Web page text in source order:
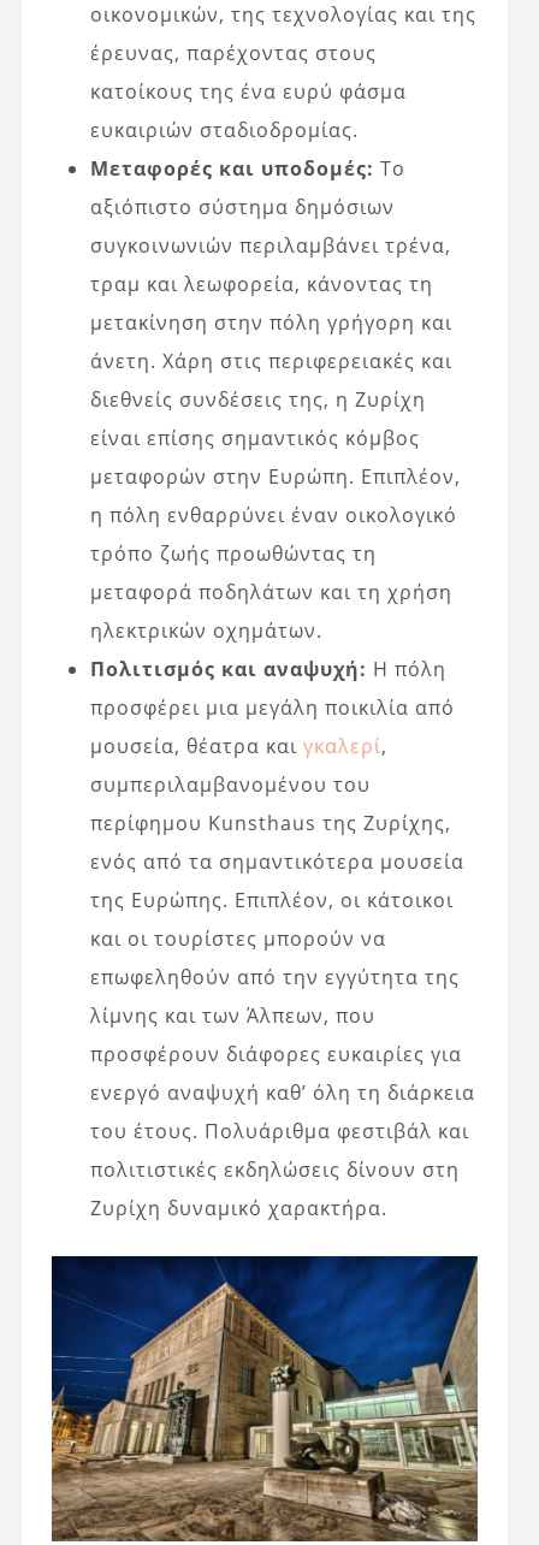
οικονομικών, της τεχνολογίας και της
έρευνας, παρέχοντας στους
κατοίκους της ένα ευρύ φάσμα
ευκαιριών σταδιοδρομίας.
Μεταφορές και υποδομές: Το
αξιόπιστο σύστημα δημόσιων
συγκοινωνιών περιλαμβάνει τρένα,
τραμ και λεωφορεία, κάνοντας τη
μετακίνηση στην πόλη γρήγορη και
άνετη. Χάρη στις περιφερειακές και
διεθνείς συνδέσεις της, η Ζυρίχη
είναι επίσης σημαντικός κόμβος
μεταφορών στην Ευρώπη. Επιπλέον,
η πόλη ενθαρρύνει έναν οικολογικό
τρόπο ζωής προωθώντας τη
μεταφορά ποδηλάτων και τη χρήση
ηλεκτρικών οχημάτων.
Πολιτισμός και αναψυχή: Η πόλη
προσφέρει μια μεγάλη ποικιλία από
μουσεία, θέατρα και γκαλερί,
συμπεριλαμβανομένου του
περίφημου Kunsthaus της Ζυρίχης,
ενός από τα σημαντικότερα μουσεία
της Ευρώπης. Επιπλέον, οι κάτοικοι
και οι τουρίστες μπορούν να
επωφεληθούν από την εγγύτητα της
λίμνης και των Άλπεων, που
προσφέρουν διάφορες ευκαιρίες για
ενεργό αναψυχή καθ’ όλη τη διάρκεια
του έτους. Πολυάριθμα φεστιβάλ και
πολιτιστικές εκδηλώσεις δίνουν στη
Ζυρίχη δυναμικό χαρακτήρα.